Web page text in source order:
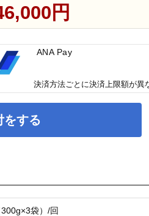
円
をする
袋）/回
ANA Pay
決済方法ごとに決済上限額が異